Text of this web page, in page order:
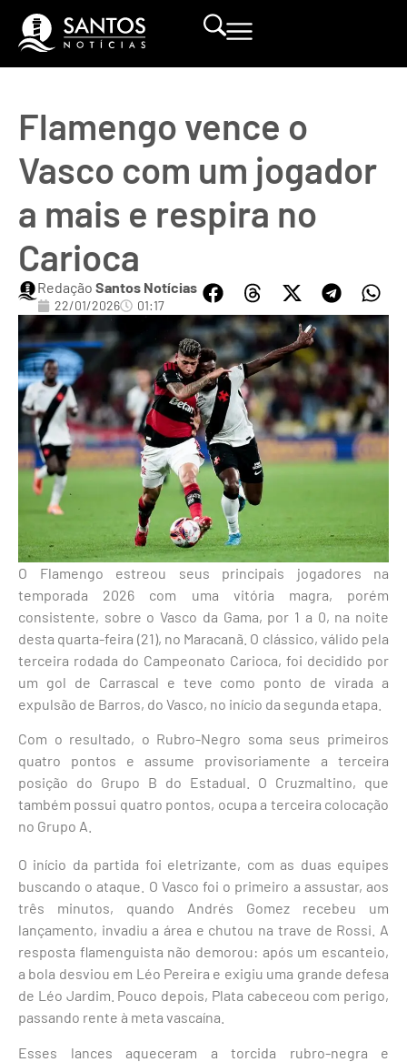
Flamengo vence o
Vasco com um jogador
a mais e respira no
Carioca
Redação Santos Notícias
22/01/2026 01:17
O Flamengo estreou seus principais jogadores na
temporada 2026 com uma vitória magra, porém
consistente, sobre o Vasco da Gama, por 1 a 0, na noite
desta quarta-feira (21), no Maracanã. O clássico, válido pela
terceira rodada do Campeonato Carioca, foi decidido por
um gol de Carrascal e teve como ponto de virada a
expulsão de Barros, do Vasco, no início da segunda etapa.
Com o resultado, o Rubro-Negro soma seus primeiros
quatro pontos e assume provisoriamente a terceira
posição do Grupo B do Estadual. O Cruzmaltino, que
também possui quatro pontos, ocupa a terceira colocação
no Grupo A.
O início da partida foi eletrizante, com as duas equipes
buscando o ataque. O Vasco foi o primeiro a assustar, aos
três minutos, quando Andrés Gomez recebeu um
lançamento, invadiu a área e chutou na trave de Rossi. A
resposta flamenguista não demorou: após um escanteio,
a bola desviou em Léo Pereira e exigiu uma grande defesa
de Léo Jardim. Pouco depois, Plata cabeceou com perigo,
passando rente à meta vascaína.
Esses lances aqueceram a torcida rubro-negra e